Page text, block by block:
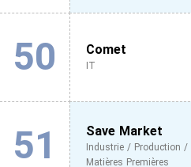
50 Comet
IT
51 Save Market
Industrie / Production /
Matières Premières